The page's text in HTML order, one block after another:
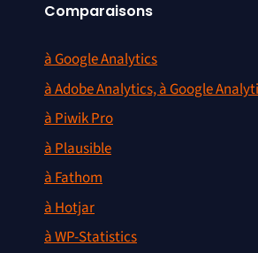
Comparaisons
à Google Analytics
à Adobe Analytics, à Google
à Piwik Pro
à Plausible
à Fathom
à Hotjar
à WP-Statistics